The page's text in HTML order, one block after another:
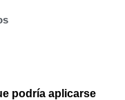
podría aplicarse